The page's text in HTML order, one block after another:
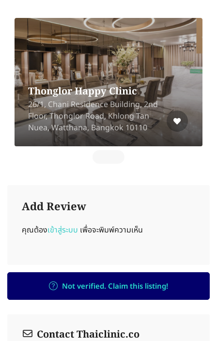
Thonglor Happy Clinic
26/1, Chani Residence Building, 2nd
Floor, Thonglor Road, Khlong Tan
Nuea, Watthana, Bangkok 10110
Add Review
คุณต้องเข้าสู่ระบบ เพื่อจะพิมพ์ความเห็น
Not verified. Claim this listing!
Contact Thaiclinic.co